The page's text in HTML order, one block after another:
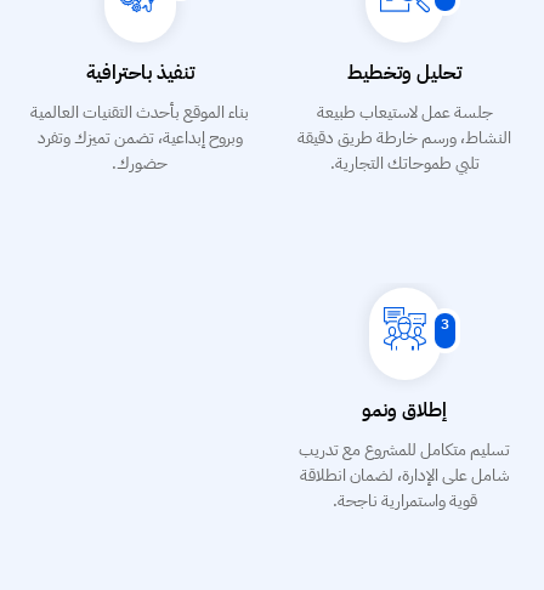
​تحليل وتخطيط
جلسة عمل لاستيعاب طبيعة
النشاط، ورسم خارطة طريق دقيقة
تلبي طموحاتك التجارية.
​تنفيذ باحترافية
بناء الموقع بأحدث التقنيات العالمية
وبروح إبداعية، تضمن تميزك وتفرد
حضورك.
3
​إطلاق ونمو
تسليم متكامل للمشروع مع تدريب
شامل على الإدارة، لضمان انطلاقة
قوية واستمرارية ناجحة.